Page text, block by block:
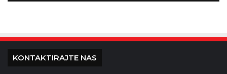
KONTAKTIRAJTE NAS